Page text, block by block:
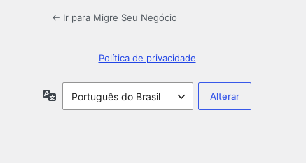
← Ir para Migre Seu Negócio
Política de privacidade
Idioma